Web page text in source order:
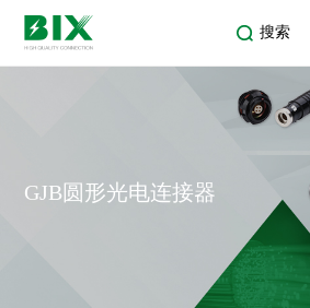
搜索
GJB圆形光电连接器